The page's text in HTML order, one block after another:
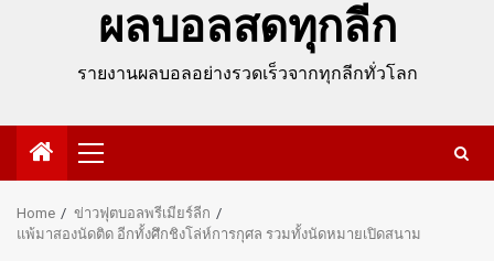
ผลบอลสดทุกลีก
รายงานผลบอลอย่างรวดเร็วจากทุกลีกทั่วโลก
Primary
Menu
Home
ข่าวฟุตบอลพรีเมียร์ลีก
แพ้มาสองนัดติด อีกทั้งศึกชิงโล่ห์การกุศล รวมทั้งนัดหมายเปิดสนาม